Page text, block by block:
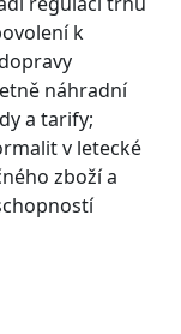
k
náhradní
a tarify;
v letecké
zboží a